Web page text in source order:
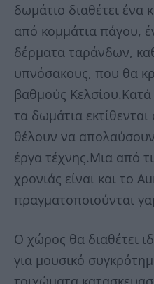
δωμάτιο διαθέτει ένα
από κομμάτια πάγου,
δέρματα ταράνδων,
υπνόσακους, που θα
βαθμούς Κελσίου.Κατά
τα δωμάτια
θέλουν να
έργα τέχνης.Μια από
χρονιάς είναι και το
πραγματοποιούνται
Ο χώρος θα διαθέτει
για μουσικό